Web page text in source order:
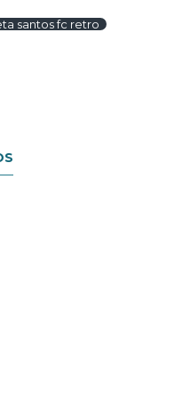
santos fc retro